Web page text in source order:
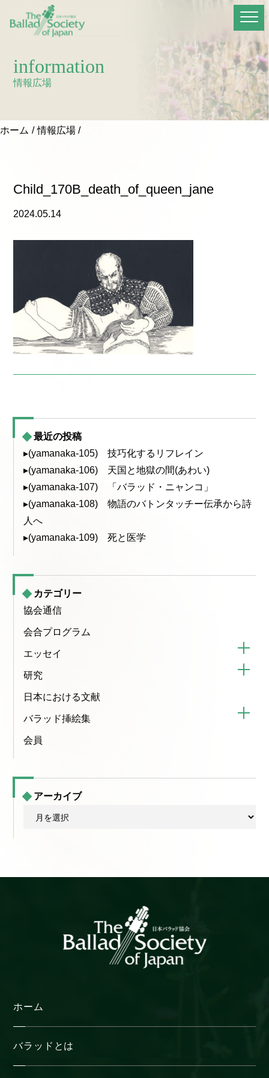
information
情報広場
ホーム 情報広場
Child_170B_death_of_queen_jane
2024.05.14
最近の投稿
▸(yamanaka-105) 技巧化するリフレイン
▸(yamanaka-106) 天国と地獄の間(あわい)
▸(yamanaka-107) 「バラッド・ニャンコ」
▸(yamanaka-108) 物語のバトンタッチー伝承から詩
人へ
▸(yamanaka-109) 死と医学
カテゴリー
協会通信
会合プログラム
エッセイ
研究
日本における文献
バラッド挿絵集
会員
アーカイブ
ブ
ホーム
バラッドとは